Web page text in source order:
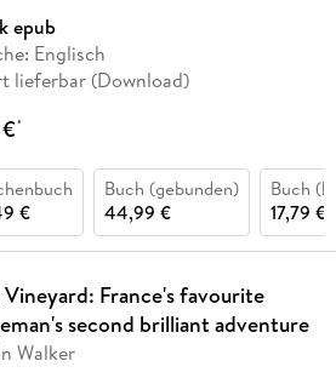
epub
Englisch
lieferbar (Download)
*
€
Buch (gebunden)
44,99 €
Buch
17,79 €
France's favourite
second brilliant adventure
Walker